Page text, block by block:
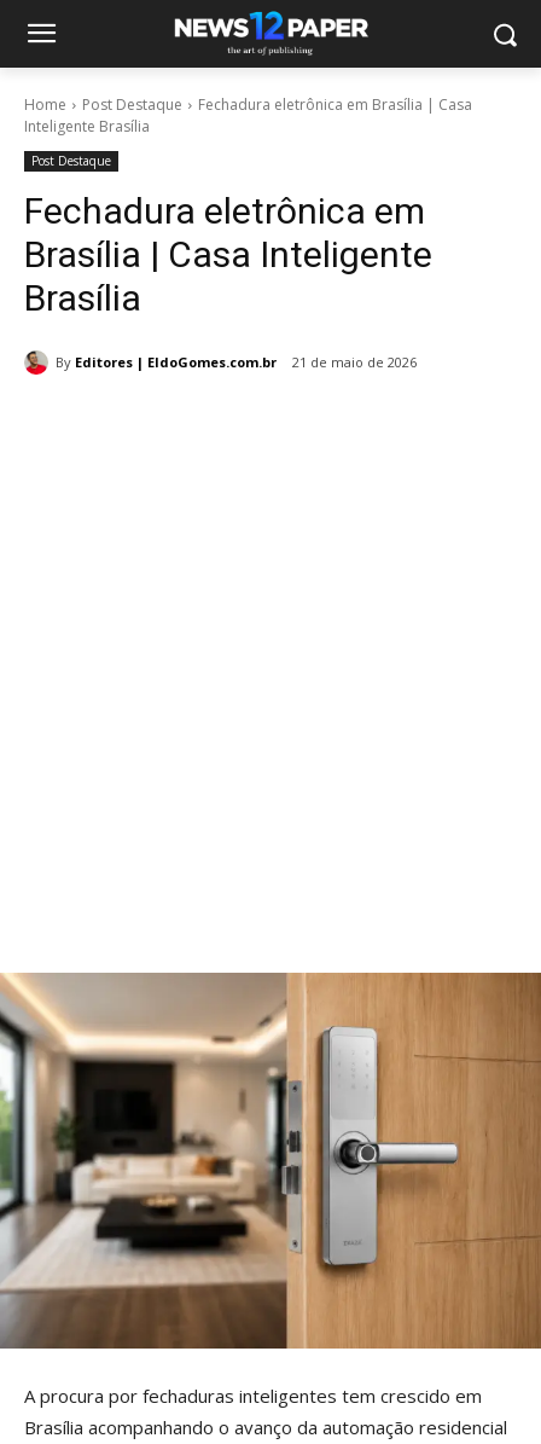
Home Post Destaque
Fechadura eletrônica em Brasília | Casa
Inteligente Brasília
Post Destaque
Fechadura eletrônica em
Brasília | Casa Inteligente
Brasília
By Editores | EldoGomes.com.br 21 de maio de 2026
A procura por fechaduras inteligentes tem crescido em
Brasília acompanhando o avanço da automação residencial